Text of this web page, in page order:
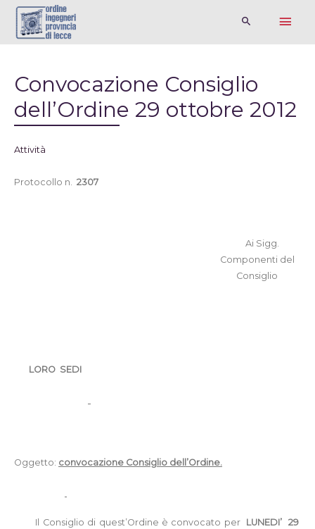
Convocazione Consiglio
dell’Ordine 29 ottobre 2012
Attività
Protocollo n. 2307
Ai Sigg.
Componenti del
Consiglio
LORO SEDI
Oggetto: convocazione Consiglio dell’Ordine.
Il Consiglio di quest’Ordine è convocato per LUNEDI’
29